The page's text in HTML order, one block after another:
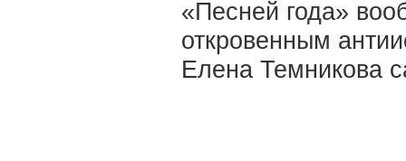
«Песней года»
откровенным
Елена Темникова